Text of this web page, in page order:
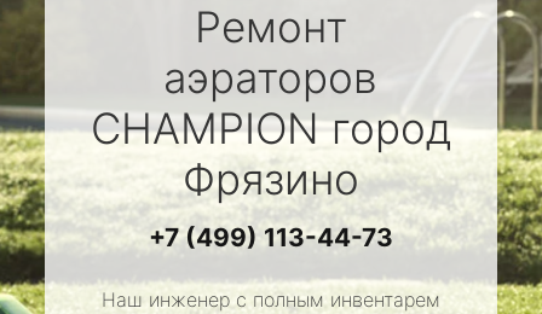
Ремонт
аэраторов
CHAMPIONгород
Фрязино
+7 (499) 113-44-73
Наш инженер с полным инвентарем